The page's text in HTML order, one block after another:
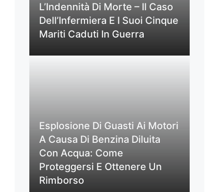
L’Indennità Di Morte – Il Caso
Dell’Infermiera E I Suoi Cinque
Mariti Caduti In Guerra
Esplosione Di Guasti Ai Motori
A Causa Di Benzina Diluita
Con Acqua: Come
Proteggersi E Ottenere Un
Rimborso